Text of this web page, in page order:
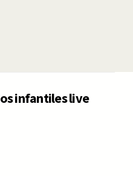
infantiles live